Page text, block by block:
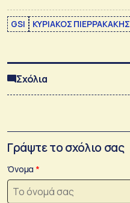
GSI ΚΥΡΙΑΚΟΣ ΠΙΕΡΡΑΚΑΚΗΣ
Σχόλια
Γράψτε το σχόλιο σας
Όνομα